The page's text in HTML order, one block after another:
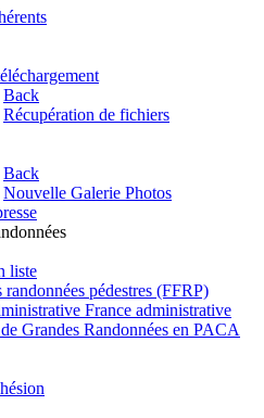
Back
Récupération de fichiers
Back
Nouvelle Galerie Photos
liste
randonnées pédestres (FFRP)
France administrative
Grandes Randonnées en PACA